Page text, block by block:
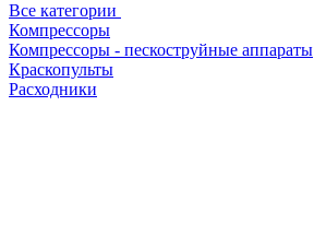
Все категории
Компрессоры
Компрессоры - пескоструйные аппараты
Краскопульты
Расходники